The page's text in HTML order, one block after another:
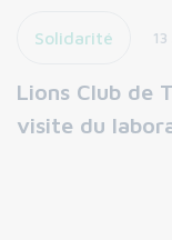
Solidarité
Lions Club de
visite du